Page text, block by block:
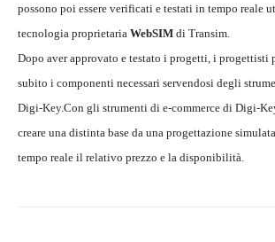
possono poi essere verificati e testati in tempo reale
tecnologia proprietaria WebSIM di Transim.
Dopo aver approvato e testato i progetti, i progettisti
subito i componenti necessari servendosi degli
Digi-Key.Con gli strumenti di e-commerce di Digi-
creare una distinta base da una progettazione
tempo reale il relativo prezzo e la disponibilità.